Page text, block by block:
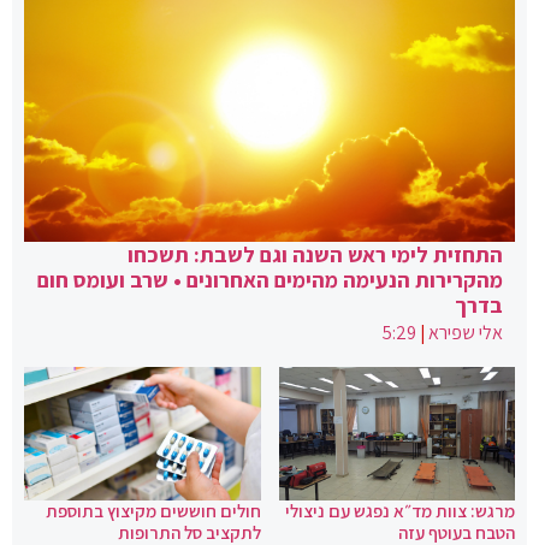
התחזית לימי ראש השנה וגם לשבת: תשכחו
מהקרירות הנעימה מהימים האחרונים • שרב ועומס חום
בדרך
אלי שפירא|
5:29
מרגש: צוות מד״א נפגש עם ניצולי
הטבח בעוטף עזה
חולים חוששים מקיצוץ בתוספת
לתקציב סל התרופות